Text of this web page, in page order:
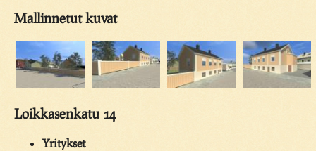
Mallinnetut kuvat
Loikkasenkatu 14
Yritykset